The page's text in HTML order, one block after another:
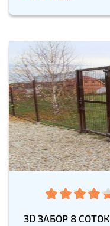
3D ЗАБОР 8 СОТОК